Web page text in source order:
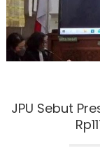
JPU Sebut